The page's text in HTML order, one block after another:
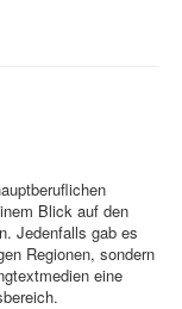
Blick auf den
Jedenfalls gab es
Regionen, sondern
eine